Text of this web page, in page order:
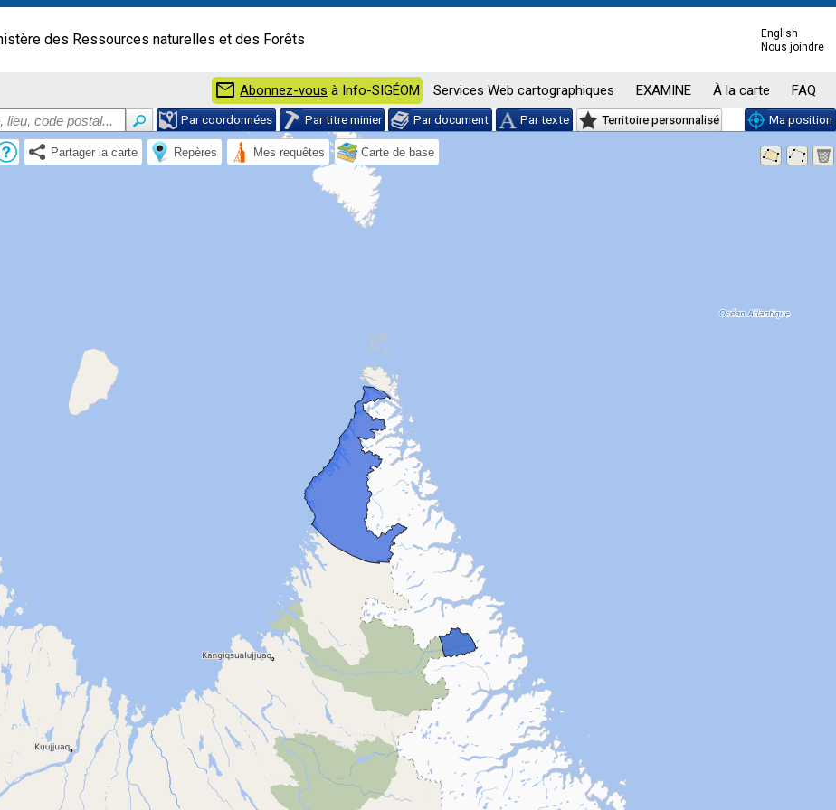
des Ressources naturelles et des Forêts
English
Nous joindre
mail Abonnez-vous à Info-SIGÉOM Services Web cartographiques EXAMINE À la carte FAQ
Par coordonnées Par titre minier Par document Par texte Territoire personnalisé
Ma position
Partager la carte Repères Mes requêtes Carte de base